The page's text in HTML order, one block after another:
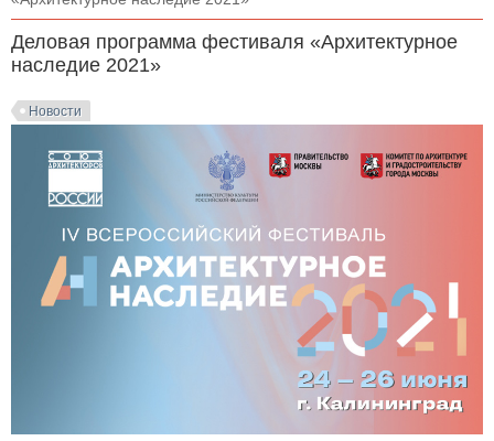
Деловая программа фестиваля «Архитектурное
наследие 2021»
Новости